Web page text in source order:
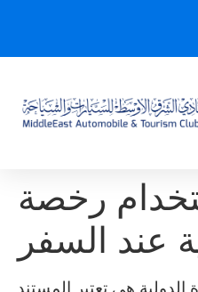
رخصة
عند السفر
الدولية هي تعتبر المستند